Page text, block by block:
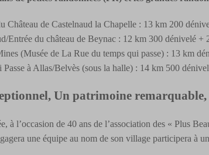
Château de Castelnaud la Chapelle : 13 km 200
Entrée du château de Beynac : 12 km 300 dénivelé +
(Musée de La Rue du temps qui passe) : 13 km
à Allas/Belvès (sous la halle) : 14 km 500
Un patrimoine
à l’occasion de 40 ans de l’association des « Plus
une équipe au nom de son village participera à